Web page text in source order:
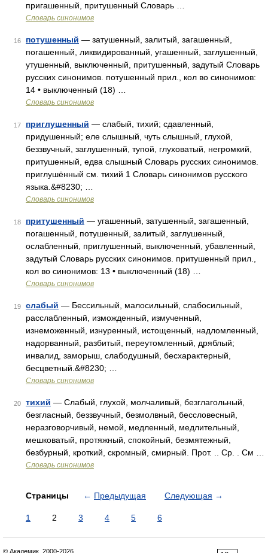
пригашенный, притушенный Словарь …
Словарь синонимов
16 потушенный — затушенный, залитый, загашенный,
погашенный, ликвидированный, угашенный, заглушенный,
утушенный, выключенный, притушенный, задутый Словарь
русских синонимов. потушенный прил., кол во синонимов:
14 • выключенный (18) …
Словарь синонимов
17 приглушенный — слабый, тихий; сдавленный,
придушенный; еле слышный, чуть слышный, глухой,
беззвучный, заглушенный, тупой, глуховатый, негромкий,
притушенный, едва слышный Словарь русских синонимов.
приглушённый см. тихий 1 Словарь синонимов русского
языка.&#8230; …
Словарь синонимов
18 притушенный — угашенный, затушенный, загашенный,
погашенный, потушенный, залитый, заглушенный,
ослабленный, приглушенный, выключенный, убавленный,
задутый Словарь русских синонимов. притушенный прил.,
кол во синонимов: 13 • выключенный (18) …
Словарь синонимов
19 слабый — Бессильный, малосильный, слабосильный,
расслабленный, изможденный, измученный,
изнеможенный, изнуренный, истощенный, надломленный,
надорванный, разбитый, переутомленный, дряблый;
инвалид, заморыш, слабодушный, бесхарактерный,
бесцветный.&#8230; …
Словарь синонимов
20 тихий — Слабый, глухой, молчаливый, безглагольный,
безгласный, беззвучный, безмолвный, бессловесный,
неразговорчивый, немой, медленный, медлительный,
мешковатый, протяжный, спокойный, безмятежный,
безбурный, кроткий, скромный, смирный. Прот. .. Ср. . См …
Словарь синонимов
Страницы ← Предыдущая Следующая →
1 2 3 4 5 6
© Академик, 2000-2026